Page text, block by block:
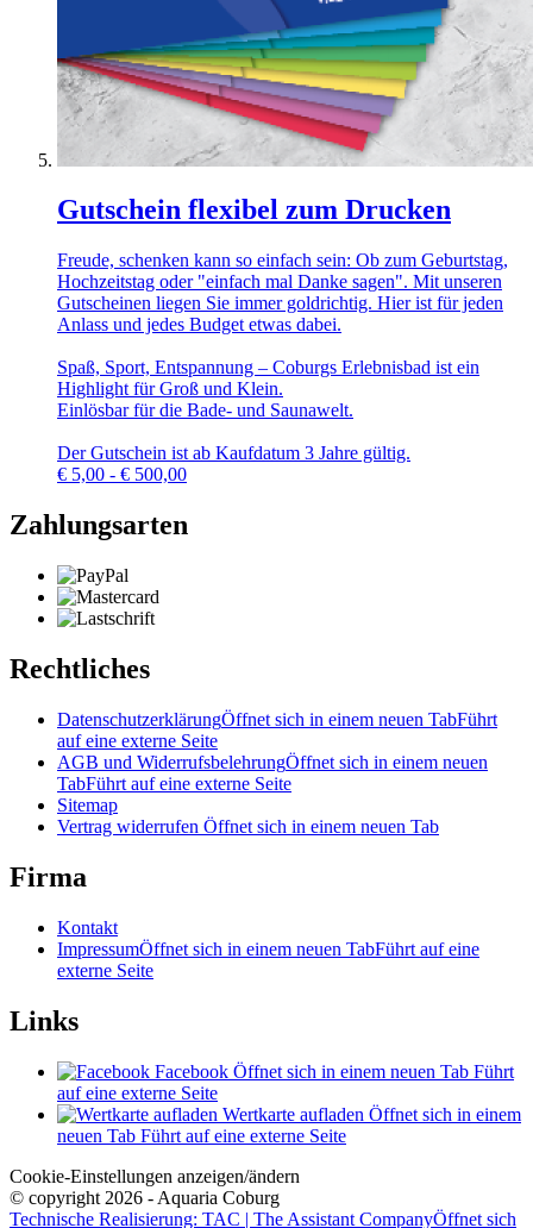
Gutschein flexibel zum Drucken
Freude, schenken kann so einfach sein: Ob zum Geburtstag,
Hochzeitstag oder "einfach mal Danke sagen". Mit unseren
Gutscheinen liegen Sie immer goldrichtig. Hier ist für jeden
Anlass und jedes Budget etwas dabei.
Spaß, Sport, Entspannung – Coburgs Erlebnisbad ist ein
Highlight für Groß und Klein.
Einlösbar für die Bade- und Saunawelt.
Der Gutschein ist ab Kaufdatum 3 Jahre gültig.
€ 5,00 - € 500,00
Zahlungsarten
Rechtliches
DatenschutzerklärungÖffnet sich in einem neuen TabFührt
auf eine externe Seite
AGB und WiderrufsbelehrungÖffnet sich in einem neuen
TabFührt auf eine externe Seite
Sitemap
Vertrag widerrufen Öffnet sich in einem neuen Tab
Firma
Kontakt
ImpressumÖffnet sich in einem neuen TabFührt auf eine
externe Seite
Links
Facebook Öffnet sich in einem neuen Tab Führt
auf eine externe Seite
Wertkarte aufladen Öffnet sich in einem
neuen Tab Führt auf eine externe Seite
Cookie-Einstellungen anzeigen/ändern
© copyright 2026 - Aquaria Coburg
Technische Realisierung: TAC | The Assistant CompanyÖffnet sich